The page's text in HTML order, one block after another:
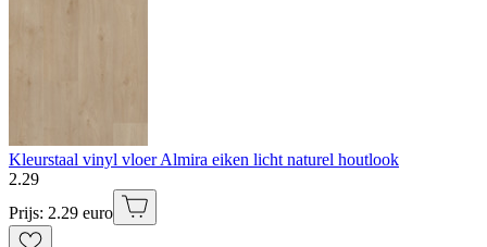
Kleurstaal vinyl vloer Almira eiken licht naturel houtlook
2.29
Prijs: 2.29 euro